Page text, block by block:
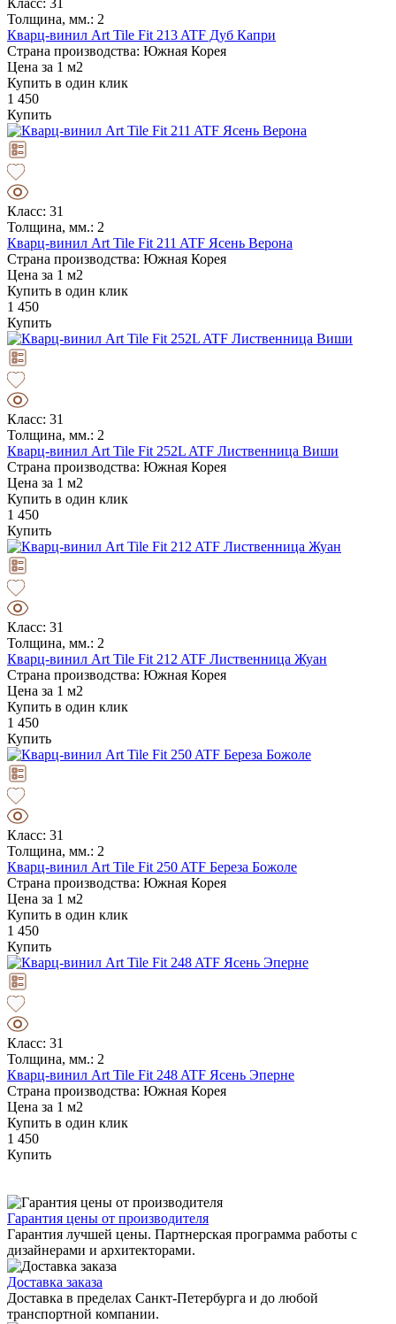
Толщина, мм.: 2
Кварц-винил Art Tile Fit 213 ATF Дуб Капри
Страна производства: Южная Корея
Цена за 1 м2
Купить в один клик
1 450
Купить
Класс: 31
Толщина, мм.: 2
Кварц-винил Art Tile Fit 211 ATF Ясень Верона
Страна производства: Южная Корея
Цена за 1 м2
Купить в один клик
1 450
Купить
Класс: 31
Толщина, мм.: 2
Кварц-винил Art Tile Fit 252L ATF Лиственница Виши
Страна производства: Южная Корея
Цена за 1 м2
Купить в один клик
1 450
Купить
Класс: 31
Толщина, мм.: 2
Кварц-винил Art Tile Fit 212 ATF Лиственница Жуан
Страна производства: Южная Корея
Цена за 1 м2
Купить в один клик
1 450
Купить
Класс: 31
Толщина, мм.: 2
Кварц-винил Art Tile Fit 250 ATF Береза Божоле
Страна производства: Южная Корея
Цена за 1 м2
Купить в один клик
1 450
Купить
Класс: 31
Толщина, мм.: 2
Кварц-винил Art Tile Fit 248 ATF Ясень Эперне
Страна производства: Южная Корея
Цена за 1 м2
Купить в один клик
1 450
Купить
Гарантия цены от производителя
Гарантия лучшей цены. Партнерская программа работы с
дизайнерами и архитекторами.
Доставка заказа
Доставка в пределах Санкт-Петербурга и до любой
транспортной компании.